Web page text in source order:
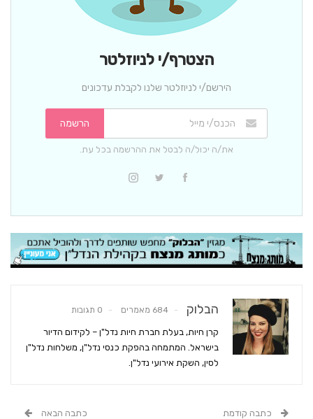
הצטרף/י לניוזלטר
הירשם/י לניוזלטר שלנו לקבלת עדכונים
הרשמה
את/ה יכול/ה לבטל את ההרשמה בכל עת.
הבלוק 684 מאמרים 0 תגובות
קרן חיות, בעלת חברת חיות נדל"ן – לקידום הדיור
בישראל. המתמחה בהפקת כנסי נדל"ן, משלחות נדל"ן
לסין, השקת אירועי נדל"ן.
כתבה קודמת כתבה הבאה